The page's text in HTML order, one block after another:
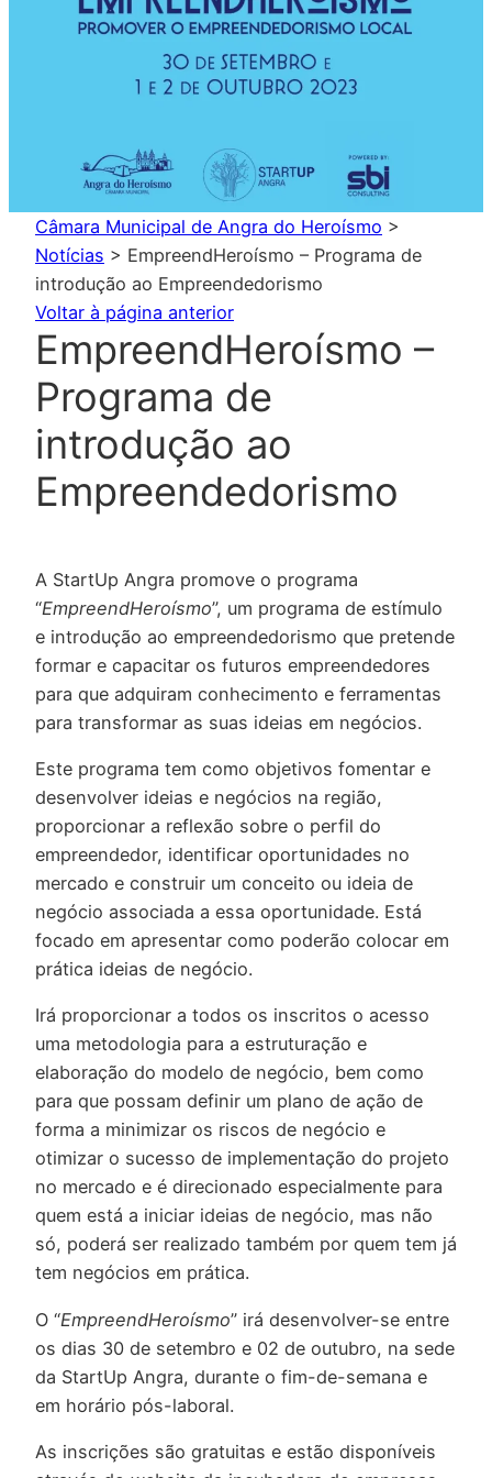
Câmara Municipal de Angra do Heroísmo >
Notícias > EmpreendHeroísmo – Programa de
introdução ao Empreendedorismo
Voltar à página anterior
EmpreendHeroísmo –
Programa de
introdução ao
Empreendedorismo
A StartUp Angra promove o programa
“EmpreendHeroísmo”, um programa de estímulo
e introdução ao empreendedorismo que pretende
formar e capacitar os futuros empreendedores
para que adquiram conhecimento e ferramentas
para transformar as suas ideias em negócios.
Este programa tem como objetivos fomentar e
desenvolver ideias e negócios na região,
proporcionar a reflexão sobre o perfil do
empreendedor, identificar oportunidades no
mercado e construir um conceito ou ideia de
negócio associada a essa oportunidade. Está
focado em apresentar como poderão colocar em
prática ideias de negócio.
Irá proporcionar a todos os inscritos o acesso
uma metodologia para a estruturação e
elaboração do modelo de negócio, bem como
para que possam definir um plano de ação de
forma a minimizar os riscos de negócio e
otimizar o sucesso de implementação do projeto
no mercado e é direcionado especialmente para
quem está a iniciar ideias de negócio, mas não
só, poderá ser realizado também por quem tem já
tem negócios em prática.
O “EmpreendHeroísmo” irá desenvolver-se entre
os dias 30 de setembro e 02 de outubro, na sede
da StartUp Angra, durante o fim-de-semana e
em horário pós-laboral.
As inscrições são gratuitas e estão disponíveis